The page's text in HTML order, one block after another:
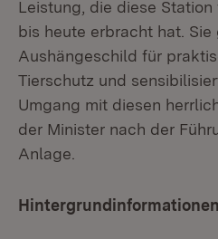
Leistung, die diese
bis heute erbracht hat. Sie
Aushängeschild für
Tierschutz und
Umgang mit diesen
der Minister nach der
Anlage.